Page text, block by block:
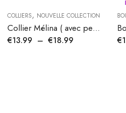
COLLIERS, NOUVELLE COLLECTION
Collier Mélina ( avec perles ou sans perles )
€13.99 – €18.99 €